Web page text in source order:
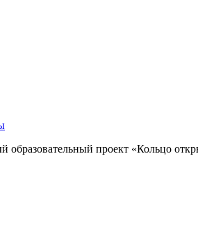
образовательный проект «Кольцо